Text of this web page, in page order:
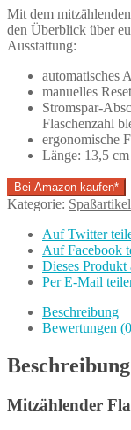
Mit dem
den Überblick über
Ausstattung:
automatisches
manuelles Reset
Stromspar-
Flaschenzahl
ergonomische
Länge: 13,5 cm
Bei Amazon kaufen*
Kategorie:
Auf Twitter
Auf Facebook
Dieses Produkt
Per E-Mail
Beschreibung
Bewertungen
Beschreibung
Mitzählender